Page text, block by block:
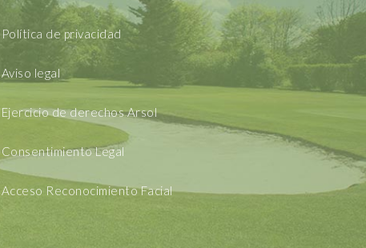
Política de privacidad
Aviso legal
Ejercicio de derechos Arsol
Consentimiento Legal
Acceso Reconocimiento Facial